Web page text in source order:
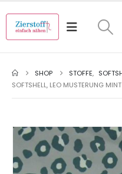
SHOP STOFFE,
SOFTSHELL, LEO MUSTERUNG MINT